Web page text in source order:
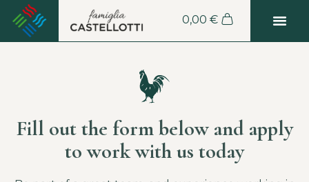
0,00€
Fill out the form below and apply
to work with us today